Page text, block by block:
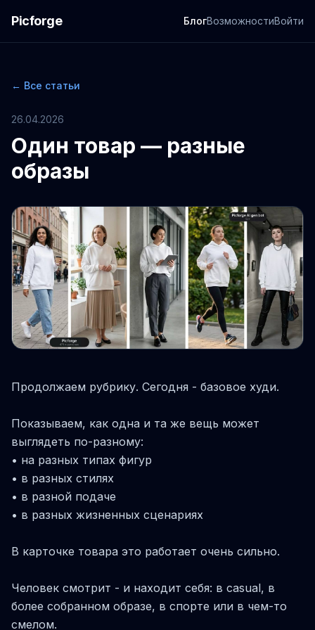
Picforge БлогВозможностиВойти
← Все статьи
26.04.2026
Один товар — разные
образы
Продолжаем рубрику. Сегодня - базовое худи.
Показываем, как одна и та же вещь может
выглядеть по-разному:
• на разных типах фигур
• в разных стилях
• в разной подаче
• в разных жизненных сценариях
В карточке товара это работает очень сильно.
Человек смотрит - и находит себя: в casual, в
более собранном образе, в спорте или в чем-то
смелом.